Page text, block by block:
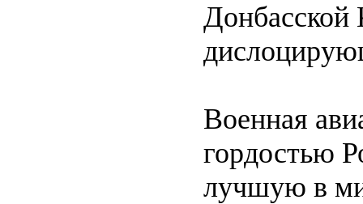
Донбасской
Военная
гордостью
лучшую в